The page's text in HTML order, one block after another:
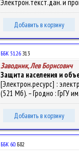
Электрон.текст.дан. и
Добавить в корзину
ББК 51.26 З13
Заводник, Лев Борисович
Защита населения и
[Электрон.ресурс] :
(521 Мб). – Гродно : ГрГУ
Добавить в корзину
ББК 60.Б82